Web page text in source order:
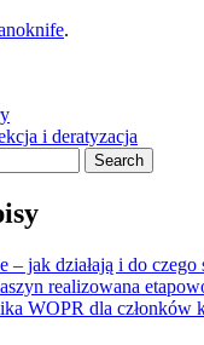
.
i deratyzacja
– jak działają i do czego
realizowana
WOPR dla członków